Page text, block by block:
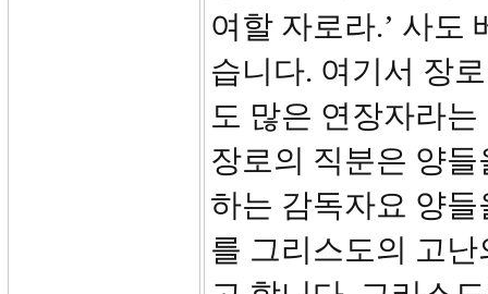
여할 자로라.’ 사도
습니다. 여기서 장
도 많은 연장자라
장로의 직분은 양
하는 감독자요 양
를 그리스도의 고